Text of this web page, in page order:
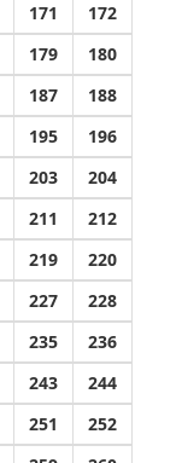
171
172
179
180
187
188
195
196
203
204
211
212
219
220
227
228
235
236
243
244
251
252